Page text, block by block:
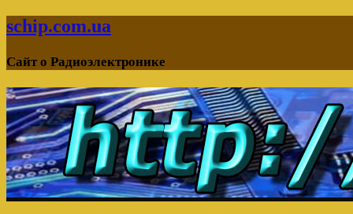
schip.com.ua
Сайт о Радиоэлектронике